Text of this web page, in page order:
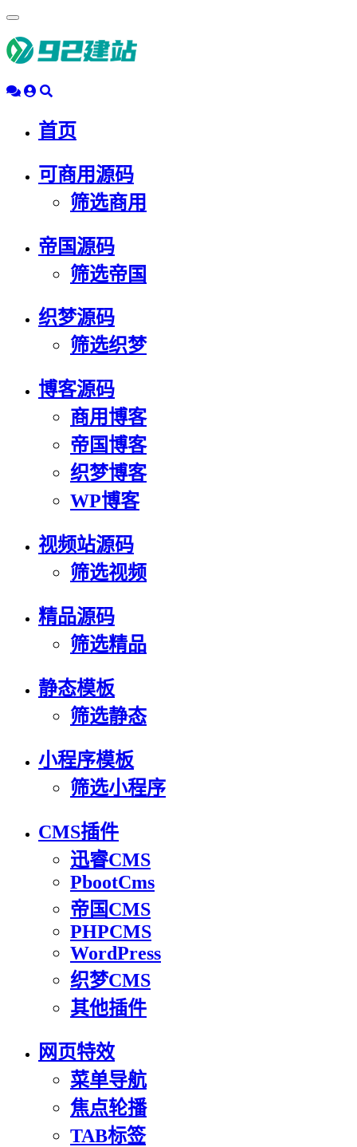
动
导
首页
可商用源码
筛选商用
帝国源码
筛选帝国
织梦源码
筛选织梦
博客源码
商用博客
帝国博客
织梦博客
WP博客
视频站源码
筛选视频
精品源码
筛选精品
静态模板
筛选静态
小程序模板
筛选小程序
CMS插件
迅睿CMS
PbootCms
帝国CMS
PHPCMS
WordPress
织梦CMS
其他插件
网页特效
菜单导航
焦点轮播
TAB标签